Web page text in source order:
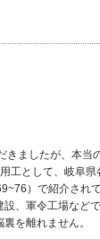
ましたが、本
として、岐阜
）で紹介され
、軍令工場な
を離れません。